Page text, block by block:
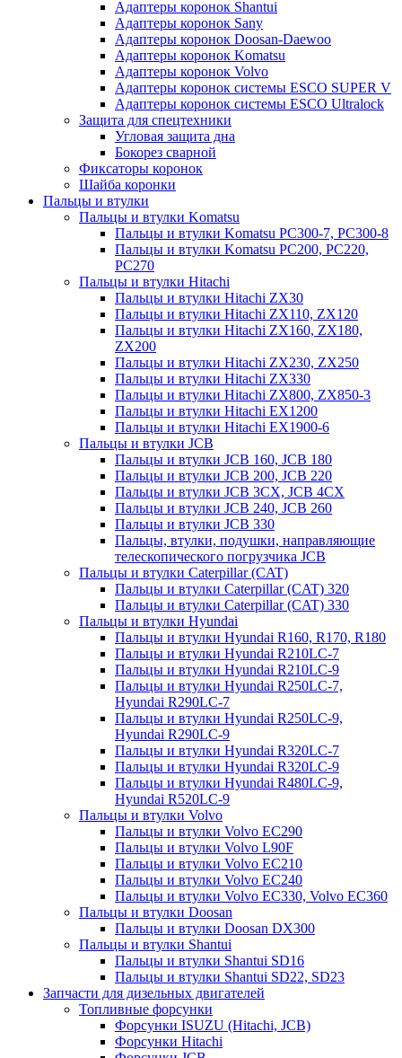
Адаптеры коронок Shantui
Адаптеры коронок Sany
Адаптеры коронок Doosan-Daewoo
Адаптеры коронок Komatsu
Адаптеры коронок Volvo
Адаптеры коронок системы ESCO SUPER V
Адаптеры коронок системы ESCO Ultralock
Защита для спецтехники
Угловая защита дна
Бокорез сварной
Фиксаторы коронок
Шайба коронки
Пальцы и втулки
Пальцы и втулки Komatsu
Пальцы и втулки Komatsu PC300-7, PC300-8
Пальцы и втулки Komatsu PC200, PC220,
PC270
Пальцы и втулки Hitachi
Пальцы и втулки Hitachi ZX30
Пальцы и втулки Hitachi ZX110, ZX120
Пальцы и втулки Hitachi ZX160, ZX180,
ZX200
Пальцы и втулки Hitachi ZX230, ZX250
Пальцы и втулки Hitachi ZX330
Пальцы и втулки Hitachi ZX800, ZX850-3
Пальцы и втулки Hitachi EX1200
Пальцы и втулки Hitachi EX1900-6
Пальцы и втулки JCB
Пальцы и втулки JCB 160, JCB 180
Пальцы и втулки JCB 200, JCB 220
Пальцы и втулки JCB 3CX, JCB 4CX
Пальцы и втулки JCB 240, JCB 260
Пальцы и втулки JCB 330
Пальцы, втулки, подушки, направляющие
телескопического погрузчика JCB
Пальцы и втулки Caterpillar (CAT)
Пальцы и втулки Caterpillar (CAT) 320
Пальцы и втулки Caterpillar (CAT) 330
Пальцы и втулки Hyundai
Пальцы и втулки Hyundai R160, R170, R180
Пальцы и втулки Hyundai R210LC-7
Пальцы и втулки Hyundai R210LC-9
Пальцы и втулки Hyundai R250LC-7,
Hyundai R290LC-7
Пальцы и втулки Hyundai R250LC-9,
Hyundai R290LC-9
Пальцы и втулки Hyundai R320LC-7
Пальцы и втулки Hyundai R320LC-9
Пальцы и втулки Hyundai R480LC-9,
Hyundai R520LC-9
Пальцы и втулки Volvo
Пальцы и втулки Volvo EC290
Пальцы и втулки Volvo L90F
Пальцы и втулки Volvo EC210
Пальцы и втулки Volvo EC240
Пальцы и втулки Volvo EC330, Volvo EC360
Пальцы и втулки Doosan
Пальцы и втулки Doosan DX300
Пальцы и втулки Shantui
Пальцы и втулки Shantui SD16
Пальцы и втулки Shantui SD22, SD23
Запчасти для дизельных двигателей
Топливные форсунки
Форсунки ISUZU (Hitachi, JCB)
Форсунки Hitachi